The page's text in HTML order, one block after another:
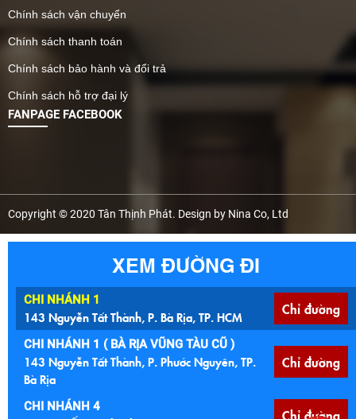
Chính sách vận chuyển
Chính sách thanh toán
Chính sách bảo hành và đổi trả
Chính sách hỗ trợ đại lý
FANPAGE FACEBOOK
Copyright © 2020 Tân Thịnh Phát. Design by Nina Co, Ltd
XEM ĐƯỜNG ĐI
CHI NHÁNH 1
143 Nguyễn Tất Thành, P. Bà Rịa, TP. HCM Chỉ đường
CHI NHÁNH 1 ( BÀ RỊA VŨNG TÀU CŨ )
143 Nguyễn Tất Thành, P. Phước Nguyên, TP.
Bà Rịa
Chỉ đường
CHI NHÁNH 4 Chỉ đường